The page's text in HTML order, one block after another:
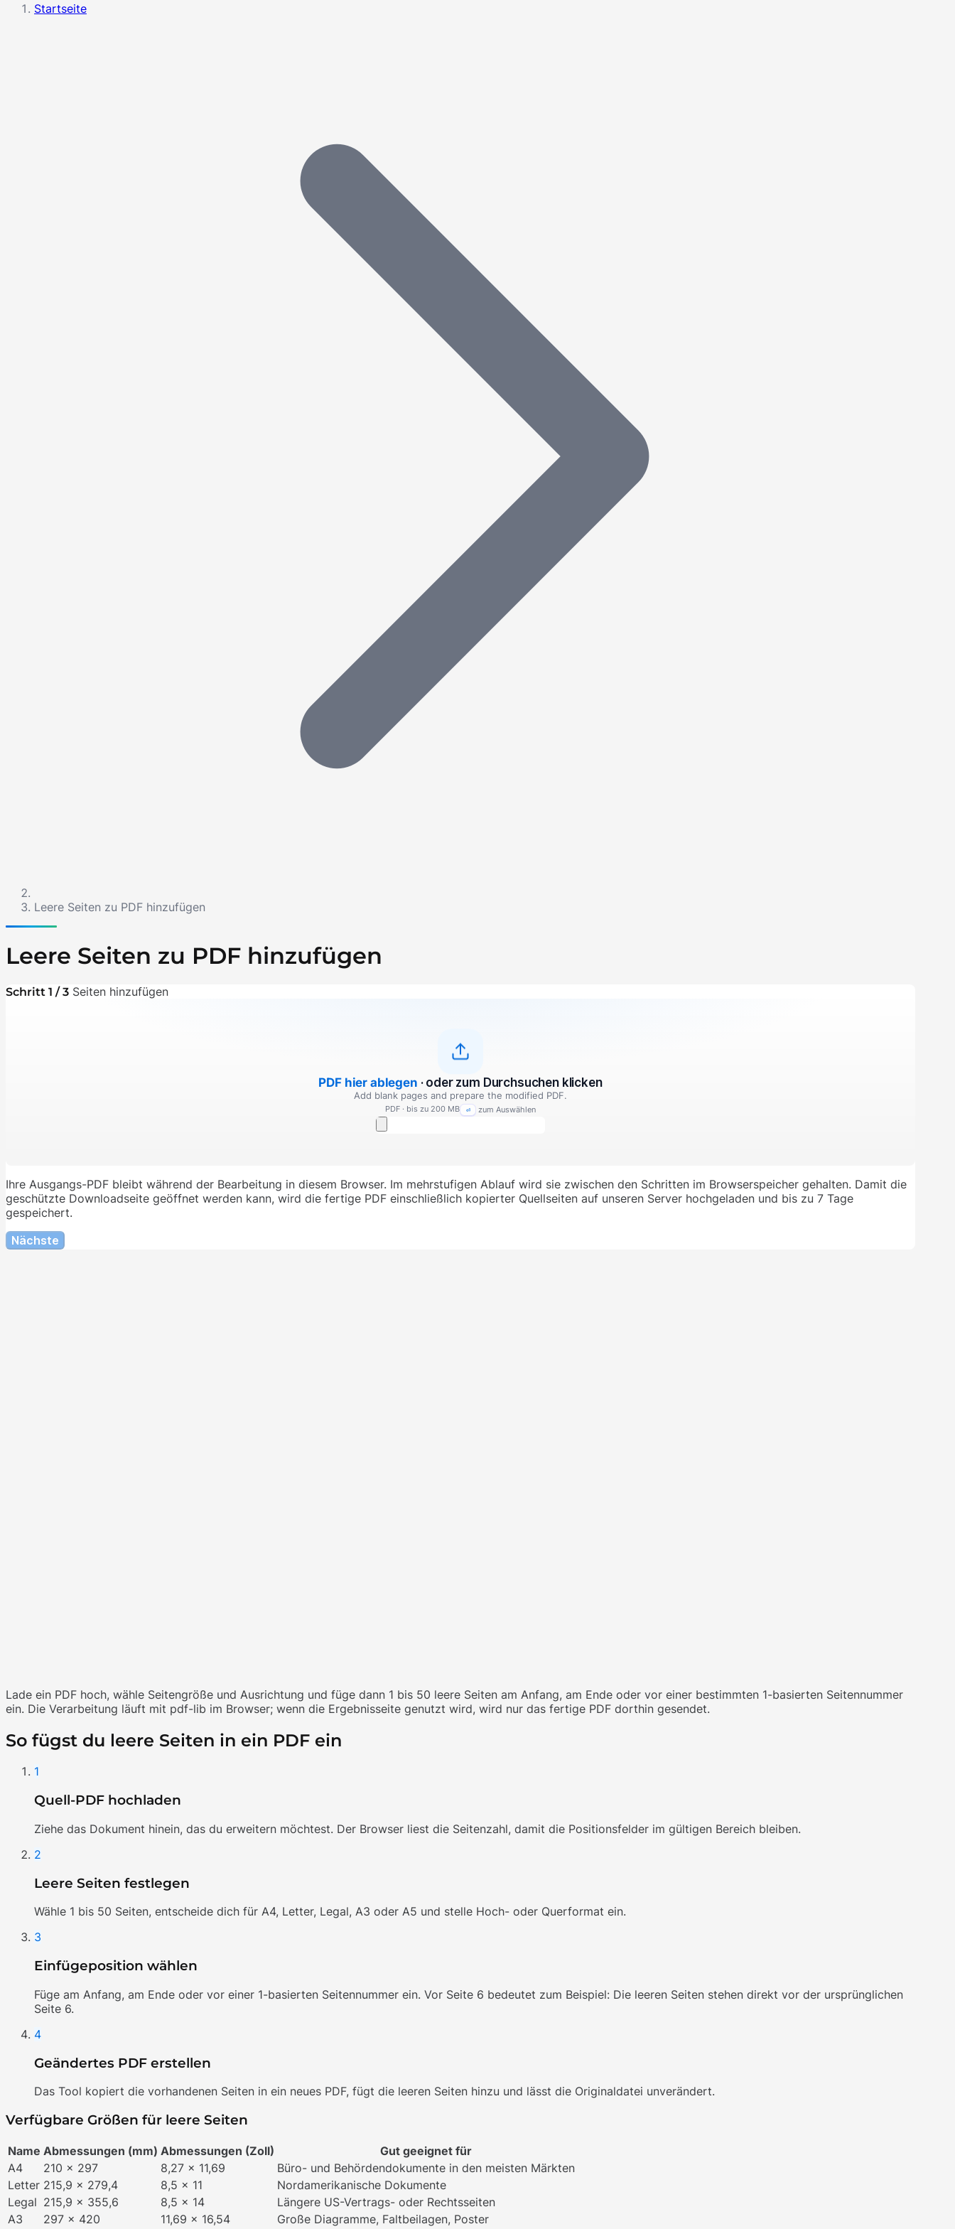
Startseite
Leere Seiten zu PDF hinzufügen
Leere Seiten zu PDF hinzufügen
Schritt 1 / 3 Seiten hinzufügen
PDF hier ablegen · oder zum Durchsuchen klicken
Add blank pages and prepare the modified PDF.
PDF · bis zu 200 MB ⏎ zum Auswählen
Ihre Ausgangs-PDF bleibt während der Bearbeitung in diesem Browser. Im mehrstufigen Ablauf wird sie zwischen den Schritten im Browserspeicher gehalten. Damit die
geschützte Downloadseite geöffnet werden kann, wird die fertige PDF einschließlich kopierter Quellseiten auf unseren Server hochgeladen und bis zu 7 Tage
gespeichert.
Nächste
Lade ein PDF hoch, wähle Seitengröße und Ausrichtung und füge dann 1 bis 50 leere Seiten am Anfang, am Ende oder vor einer bestimmten 1-basierten Seitennummer
ein. Die Verarbeitung läuft mit pdf-lib im Browser; wenn die Ergebnisseite genutzt wird, wird nur das fertige PDF dorthin gesendet.
So fügst du leere Seiten in ein PDF ein
1
Quell-PDF hochladen
Ziehe das Dokument hinein, das du erweitern möchtest. Der Browser liest die Seitenzahl, damit die Positionsfelder im gültigen Bereich bleiben.
2
Leere Seiten festlegen
Wähle 1 bis 50 Seiten, entscheide dich für A4, Letter, Legal, A3 oder A5 und stelle Hoch- oder Querformat ein.
3
Einfügeposition wählen
Füge am Anfang, am Ende oder vor einer 1-basierten Seitennummer ein. Vor Seite 6 bedeutet zum Beispiel: Die leeren Seiten stehen direkt vor der ursprünglichen
Seite 6.
4
Geändertes PDF erstellen
Das Tool kopiert die vorhandenen Seiten in ein neues PDF, fügt die leeren Seiten hinzu und lässt die Originaldatei unverändert.
Verfügbare Größen für leere Seiten
Name Abmessungen (mm) Abmessungen (Zoll)
Gut geeignet für
A4
210 x 297 8,27 x 11,69
Büro- und Behördendokumente in den meisten Märkten
Letter 215,9 x 279,4 8,5 x 11
Nordamerikanische Dokumente
Legal 215,9 x 355,6 8,5 x 14
Längere US-Vertrags- oder Rechtsseiten
A3
297 x 420 11,69 x 16,54
Große Diagramme, Faltbeilagen, Poster